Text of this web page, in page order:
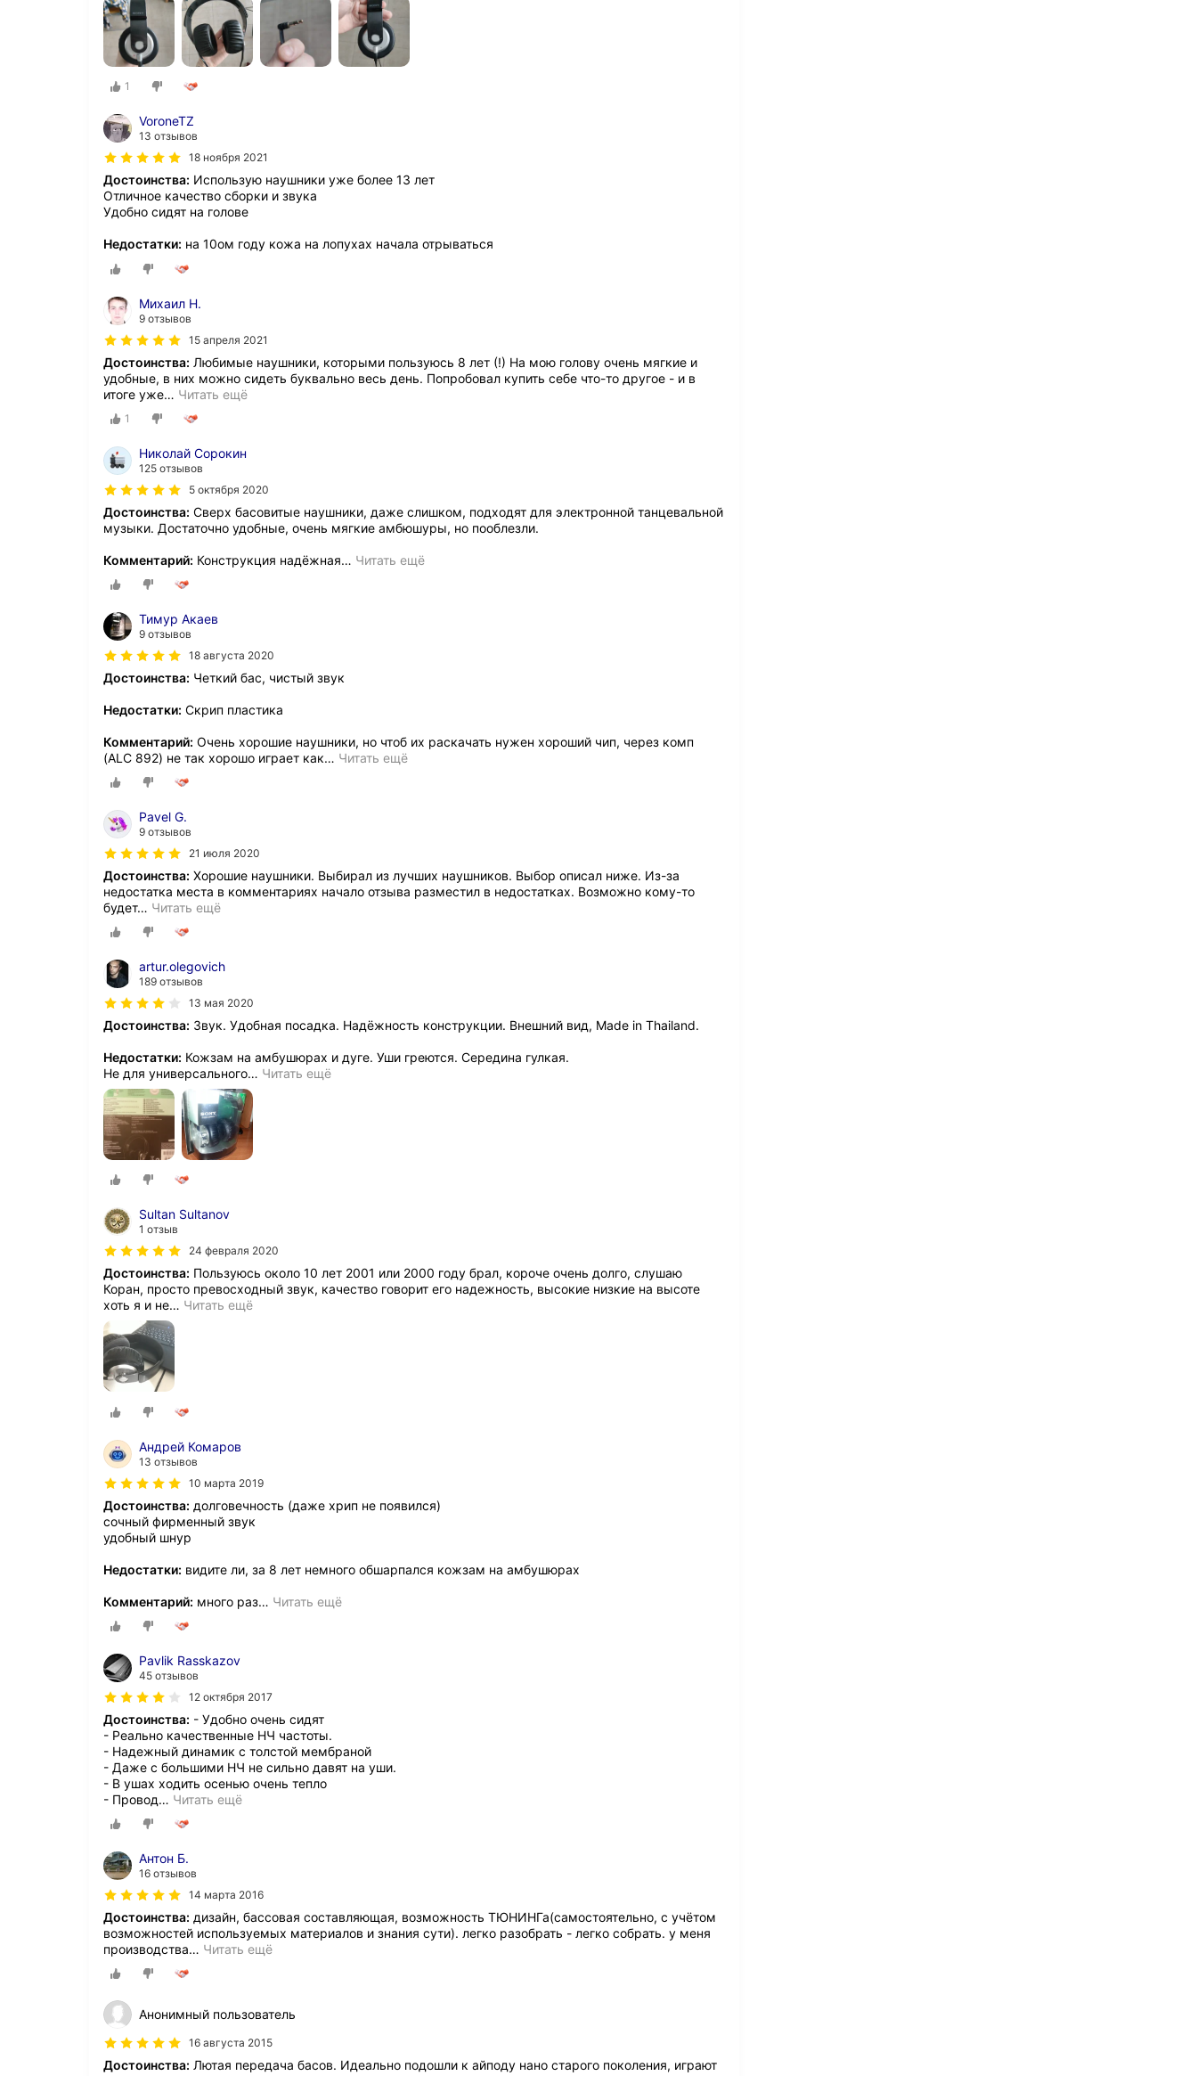
1
VoroneTZ
13 отзывов
18 ноября 2021
Достоинства: Использую наушники уже более 13 лет
Отличное качество сборки и звука
Удобно сидят на голове
Недостатки: на 10ом году кожа на лопухах начала отрываться
Михаил Н.
9 отзывов
15 апреля 2021
Достоинства: Любимые наушники, которыми пользуюсь 8 лет (!) На мою голову очень мягкие и
удобные, в них можно сидеть буквально весь день. Попробовал купить себе что-то другое - и в
итоге уже… Читать ещё
1
Николай Сорокин
125 отзывов
5 октября 2020
Достоинства: Сверх басовитые наушники, даже слишком, подходят для электронной танцевальной
музыки. Достаточно удобные, очень мягкие амбюшуры, но пооблезли.
Комментарий: Конструкция надёжная… Читать ещё
Тимур Акаев
9 отзывов
18 августа 2020
Достоинства: Четкий бас, чистый звук
Недостатки: Скрип пластика
Комментарий: Очень хорошие наушники, но чтоб их раскачать нужен хороший чип, через комп
(ALC 892) не так хорошо играет как… Читать ещё
Pavel G.
9 отзывов
21 июля 2020
Достоинства: Хорошие наушники. Выбирал из лучших наушников. Выбор описал ниже. Из-за
недостатка места в комментариях начало отзыва разместил в недостатках. Возможно кому-то
будет… Читать ещё
artur.olegovich
189 отзывов
13 мая 2020
Достоинства: Звук. Удобная посадка. Надёжность конструкции. Внешний вид, Made in Thailand.
Недостатки: Кожзам на амбушюрах и дуге. Уши греются. Середина гулкая.
Не для универсального… Читать ещё
Sultan Sultanov
1 отзыв
24 февраля 2020
Достоинства: Пользуюсь около 10 лет 2001 или 2000 году брал, короче очень долго, слушаю
Коран, просто превосходный звук, качество говорит его надежность, высокие низкие на высоте
хоть я и не… Читать ещё
Андрей Комаров
13 отзывов
10 марта 2019
Достоинства: долговечность (даже хрип не появился)
сочный фирменный звук
удобный шнур
Недостатки: видите ли, за 8 лет немного обшарпался кожзам на амбушюрах
Комментарий: много раз… Читать ещё
Pavlik Rasskazov
45 отзывов
12 октября 2017
Достоинства: - Удобно очень сидят
- Реально качественные НЧ частоты.
- Надежный динамик с толстой мембраной
- Даже с большими НЧ не сильно давят на уши.
- В ушах ходить осенью очень тепло
- Провод… Читать ещё
Антон Б.
16 отзывов
14 марта 2016
Достоинства: дизайн, бассовая составляющая, возможность ТЮНИНГа(самостоятельно, с учётом
возможностей используемых материалов и знания сути). легко разобрать - легко собрать. у меня
производства… Читать ещё
Анонимный пользователь
16 августа 2015
Достоинства: Лютая передача басов. Идеально подошли к айподу нано старого поколения, играют